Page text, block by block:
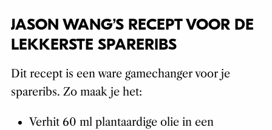
JASON WANG’S RECEPT VOOR DE
LEKKERSTE SPARERIBS
Dit recept is een ware gamechanger voor je
spareribs. Zo maak je het:
Verhit 60 ml plantaardige olie in een